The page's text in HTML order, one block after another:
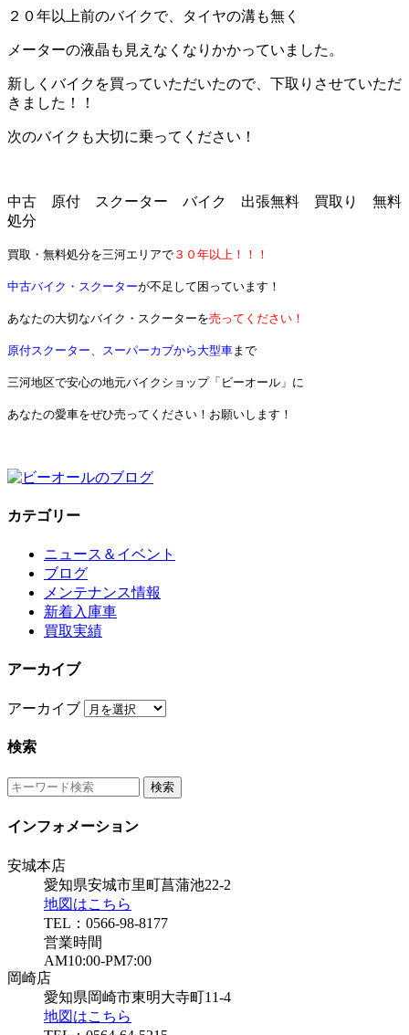
２０年以上前のバイクで、タイヤの溝も無く
メーターの液晶も見えなくなりかかっていました。
新しくバイクを買っていただいたので、下取りさせていただ
きました！！
次のバイクも大切に乗ってください！
中古 原付 スクーター バイク 出張無料 買取り 無料
処分
買取・無料処分を三河エリアで ３０年以上！！！
中古バイク・スクーターが不足して困っています！
あなたの大切なバイク・スクーターを売ってください！
原付スクーター、スーパーカブから大型車 まで
三河地区で安心の地元バイクショップ「ビーオール」に
あなたの愛車をぜひ売ってください！お願いします！
カテゴリー
ニュース＆イベント
ブログ
メンテナンス情報
新着入庫車
買取実績
アーカイブ
アーカイブ
検索
インフォメーション
安城本店
愛知県安城市里町菖蒲池22-2
地図はこちら
TEL：0566-98-8177
営業時間
AM10:00-PM7:00
岡崎店
愛知県岡崎市東明大寺町11-4
地図はこちら